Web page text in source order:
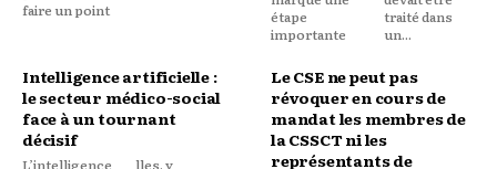
faire un point
étape
importante
traité dans
un...
Intelligence artificielle :
le secteur médico-social
face à un tournant
décisif
L’intelligence
lles, y
Le CSE ne peut pas
révoquer en cours de
mandat les membres de
la CSSCT ni les
représentants de